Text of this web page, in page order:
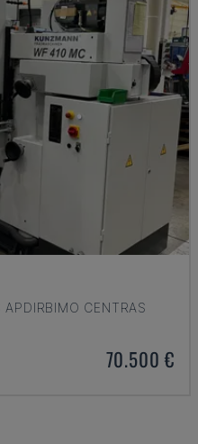
CENTRAS
70.500 €